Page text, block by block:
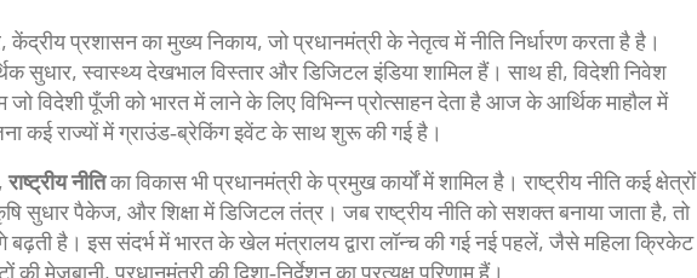
,केंद्रीय प्रशासन का मुख्य निकाय, जो प्रधानमंत्री के नेतृत्व में नीति निर्धारण करता हैहै।
सुधार, स्वास्थ्य देखभाल विस्तार और डिजिटल इंडिया शामिल हैं। साथ ही,विदेशी निवेश
विदेशी पूँजी को भारत में लाने के लिए विभिन्न प्रोत्साहन देता हैआज के आर्थिक माहौल में
कई राज्यों में ग्राउंड‑ब्रेकिंग इवेंट के साथ शुरू की गई है।
राष्ट्रीय नीतिका विकास भी प्रधानमंत्री के प्रमुख कार्यों में शामिल है। राष्ट्रीय नीति कई क्षेत्रों
सुधार पैकेज, और शिक्षा में डिजिटल तंत्र। जब राष्ट्रीय नीति को सशक्त बनाया जाता है, तो
है। इस संदर्भ में भारत के खेल मंत्रालय द्वारा लॉन्च की गई नई पहलें, जैसे महिला क्रिकेट
की मेज़बानी, प्रधानमंत्री की दिशा‑निर्देशन का प्रत्यक्ष परिणाम हैं।